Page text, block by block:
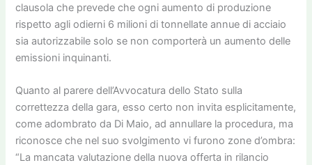
clausola che prevede che ogni aumento di produzione
rispetto agli odierni 6 milioni di tonnellate annue di acciaio
sia autorizzabile solo se non comporterà un aumento delle
emissioni inquinanti.
Quanto al parere dell’Avvocatura dello Stato sulla
correttezza della gara, esso certo non invita esplicitamente,
come adombrato da Di Maio, ad annullare la procedura, ma
riconosce che nel suo svolgimento vi furono zone d’ombra:
“La mancata valutazione della nuova offerta in rilancio